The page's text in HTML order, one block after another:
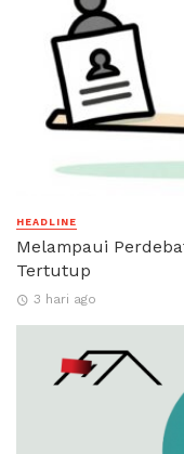
HEADLINE
Melampaui
Tertutup
3 hari ago